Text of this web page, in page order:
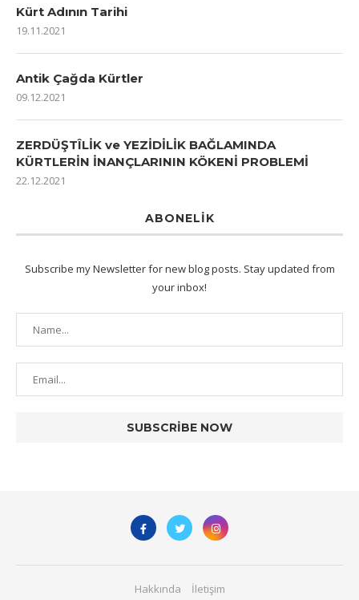
Kürt Adının Tarihi
19.11.2021
Antik Çağda Kürtler
09.12.2021
ZERDÜŞTÎLİK ve YEZİDİLİK BAĞLAMINDA
KÜRTLERİN İNANÇLARININ KÖKENİ PROBLEMİ
22.12.2021
ABONELIK
Subscribe my Newsletter for new blog posts. Stay updated from
your inbox!
Hakkında İletişim